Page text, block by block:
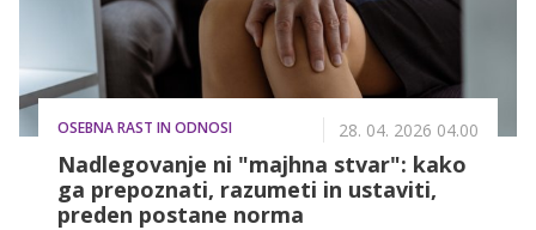
OSEBNA RAST IN ODNOSI 28. 04. 2026 04.00
Nadlegovanje ni "majhna stvar": kako
ga prepoznati, razumeti in ustaviti,
preden postane norma